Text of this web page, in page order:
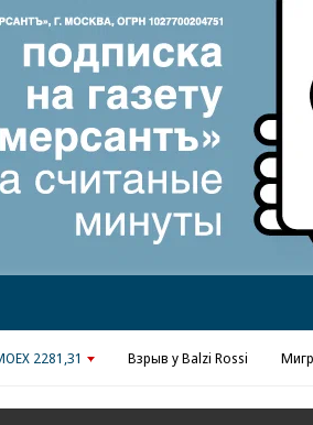
Реклама в
2281,31 Взрыв у Balzi Rossi